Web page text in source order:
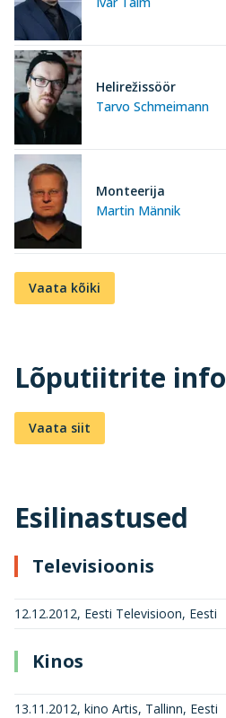
Tarvo Schmeimann
Helirežissöör
Martin Männik
Monteerija
Vaata kõiki
Lõputiitrite info
Vaata siit
Esilinastused
Televisioonis
12.12.2012, Eesti Televisioon, Eesti
Kinos
13.11.2012, kino Artis, Tallinn, Eesti